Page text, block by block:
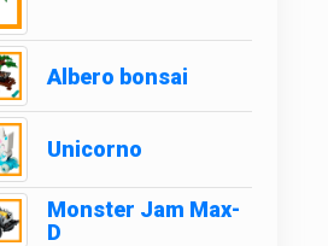
Albero bonsai
Unicorno
Monster Jam Max-
D